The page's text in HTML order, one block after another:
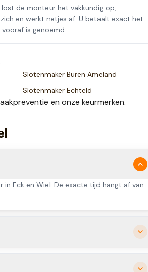
lost de monteur het vakkundig op,
en werkt netjes af. U betaalt exact het
is genoemd.
Slotenmaker Buren Ameland
Slotenmaker Echteld
en onze keurmerken.
Eck en Wiel. De exacte tijd hangt af van